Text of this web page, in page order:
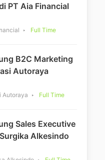
PT Aia Financial
Full Time
B2C Marketing
Autoraya
Autoraya Full Time
Sales Executive
Alkesindo